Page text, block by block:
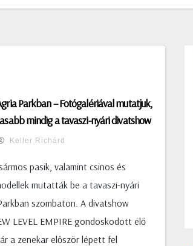
Parkban – Fotógalériával mutatjuk,
mindig a tavaszi-nyári divatshow
Keller Richárd
pasik, valamint csinos és
mutatták be a tavaszi-nyári
szombaton. A divatshow
LEVEL EMPIRE gondoskodott élő
a zenekar először lépett fel